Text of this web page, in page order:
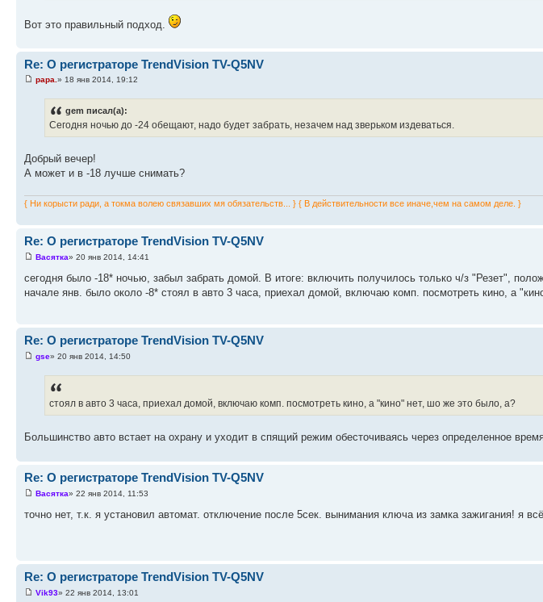
Вот это правильный подход.
Re: О регистраторе TrendVision TV-Q5NV
papa.» 18 янв 2014, 19:12
gem писал(а):
Сегодня ночью до -24 обещают, надо будет забрать, незачем над зверьком издеваться.
Добрый вечер!
А может и в -18 лучше снимать?
{ Ни корысти ради, а токма волею связавших мя обязательств... } { В действительности все иначе,чем на самом деле. }
Re: О регистраторе TrendVision TV-Q5NV
Васятка» 20 янв 2014, 14:41
сегодня было -18* ночью, забыл забрать домой. В итоге: включить получилось только ч/з "Резет",
начале янв. было около -8* стоял в авто 3 часа, приехал домой, включаю комп. посмотреть кино, а
Re: О регистраторе TrendVision TV-Q5NV
gse» 20 янв 2014, 14:50
стоял в авто 3 часа, приехал домой, включаю комп. посмотреть кино, а "кино" нет, шо же это было, а?
Большинство авто встает на охрану и уходит в спящий режим обесточиваясь через определенное
Re: О регистраторе TrendVision TV-Q5NV
Васятка» 22 янв 2014, 11:53
точно нет, т.к. я установил автомат. отключение после 5сек. вынимания ключа из замка зажигания! я
Re: О регистраторе TrendVision TV-Q5NV
Vik93» 22 янв 2014, 13:01